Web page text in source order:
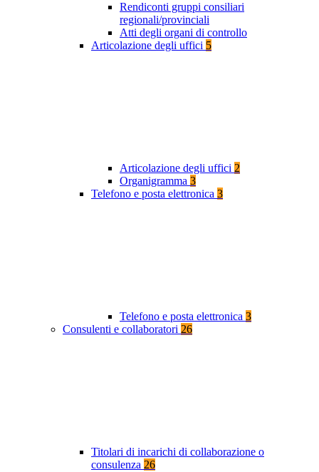
Rendiconti gruppi consiliari
regionali/provinciali
Atti degli organi di controllo
Articolazione degli uffici 5
Articolazione degli uffici 2
Organigramma 3
Telefono e posta elettronica 3
Telefono e posta elettronica 3
Consulenti e collaboratori 26
Titolari di incarichi di collaborazione o
consulenza 26